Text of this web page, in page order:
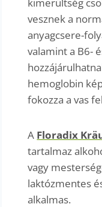
vesznek a
anyagcsere-
valamint a B6-
hemoglobin
fokozza a vas
A Floradix
tartalmaz
vagy
laktózmentes
alkalmas.